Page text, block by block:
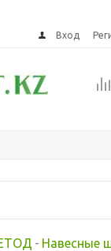
Вход
- Навесные